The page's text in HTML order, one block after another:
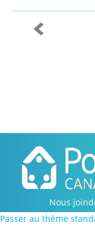
Nous
Copyright ©
Passer au thème